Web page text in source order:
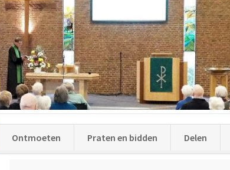
Ontmoeten Praten en bidden Delen